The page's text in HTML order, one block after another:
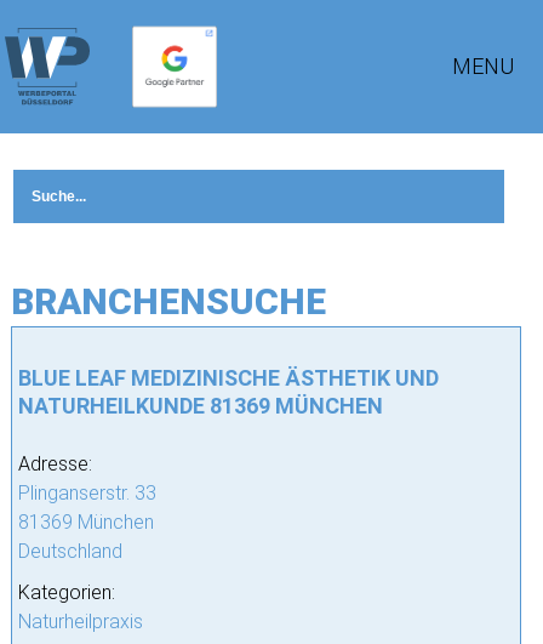
MENU
BRANCHENSUCHE
BLUE LEAF MEDIZINISCHE ÄSTHETIK UND
NATURHEILKUNDE 81369 MÜNCHEN
Adresse:
Plinganserstr. 33
81369 München
Deutschland
Kategorien:
Naturheilpraxis